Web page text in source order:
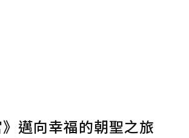
邁向幸福的朝聖之旅